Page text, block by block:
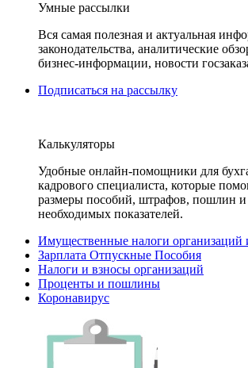
Умные рассылки
Вся самая полезная и актуальная
законодательства, аналитические
бизнес-информации, новости
Подписаться на рассылку
Калькуляторы
Удобные онлайн-помощники для
кадрового специалиста, которые
размеры пособий, штрафов, пошлин и
необходимых показателей.
Имущественные налоги организаций
Зарплата Отпускные Пособия
Налоги и взносы организаций
Проценты и пошлины
Коронавирус